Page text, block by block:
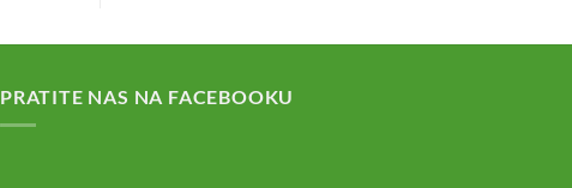
PRATITE NAS NA FACEBOOKU